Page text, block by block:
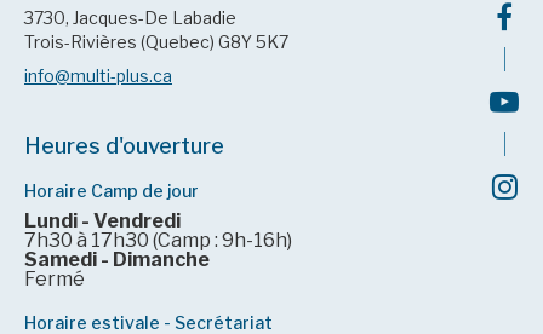
3730, Jacques-De Labadie
Trois-Rivières (Quebec) G8Y 5K7
info@multi-plus.ca
Heures d'ouverture
Horaire Camp de jour
Lundi - Vendredi
7h30 à 17h30 (Camp : 9h-16h)
Samedi - Dimanche
Fermé
Horaire estivale - Secrétariat